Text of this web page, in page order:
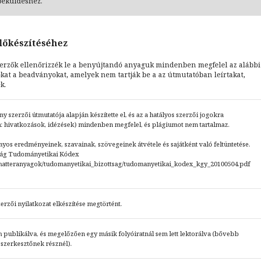
ellenőrizzék le a benyújtandó anyaguk mindenben megfelel az alábbi
a beadványokat, amelyek nem tartják be a az útmutatóban leírtakat,
szerzői útmutatója alapján készítette el, és az a hatályos szerzői jogokra
idézések) mindenben megfelel, és plágiumot nem tartalmaz.
eredményeinek, szavainak, szövegeinek átvétele és sajátként való feltüntetése.
Tudományetikai Kódex
tudomanyetikai_bizottsag/tudomanyetikai_kodex_kgy_20100504.pdf
nyilatkozat elkészítése megtörtént.
és megelőzően egy másik folyóiratnál sem lett lektorálva (bővebb
résznél).